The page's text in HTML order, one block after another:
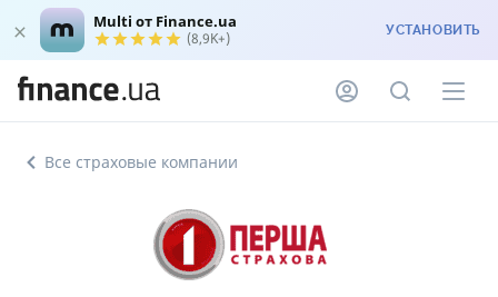
Multi от Finance.ua
(8,9K+) УСТАНОВИТЬ
Все страховые компании